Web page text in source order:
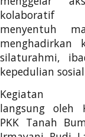
menyentuh
menghadirkan
silaturahmi,
kepedulian
Kegiatan
langsung oleh
PKK Tanah